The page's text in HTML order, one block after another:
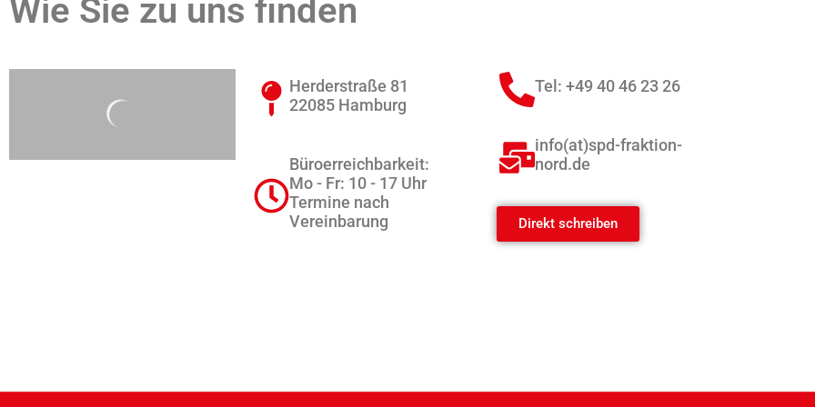
Wie Sie zu uns finden
Herderstraße 81
22085 Hamburg
Büroerreichbarkeit:
Mo - Fr: 10 - 17 Uhr
Termine nach
Vereinbarung
Tel: +49 40 46 23 26
info(at)spd-fraktion-
nord.de
Direkt schreiben